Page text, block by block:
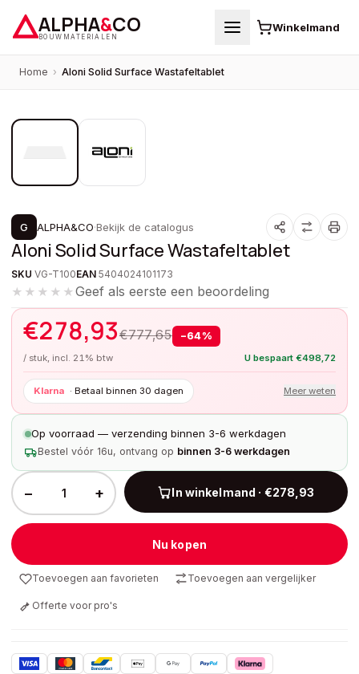
ALPHA&CO
BOUWMATERIALEN
Winkelmand
Home › Aloni Solid Surface Wastafeltablet
PROMOTIE
G ALPHA&CO·Bekijk de catalogus
Aloni Solid Surface Wastafeltablet
SKU VG-T100EAN 5404024101173
★★★★★Geef als eerste een beoordeling
€278,93€777,65 −64%
/ stuk, incl. 21% btw U bespaart €498,72
Klarna · Betaal binnen 30 dagen Meer weten
Op voorraad — verzending binnen 3-6 werkdagen
Bestel vóór 16u, ontvang op binnen 3-6 werkdagen
− + In winkelmand · €278,93
Nu kopen
Toevoegen aan favorieten Toevoegen aan vergelijker
Offerte voor pro's